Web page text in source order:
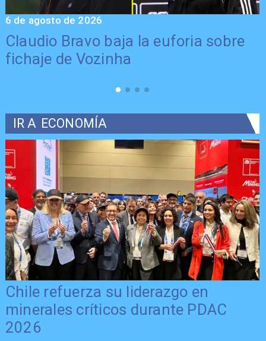
Claudio Bravo baja la euforia sobre
fichaje de Vozinha
6 de agosto de 2026
IR A ECONOMÍA
Chile refuerza su liderazgo en
minerales críticos durante PDAC
2026